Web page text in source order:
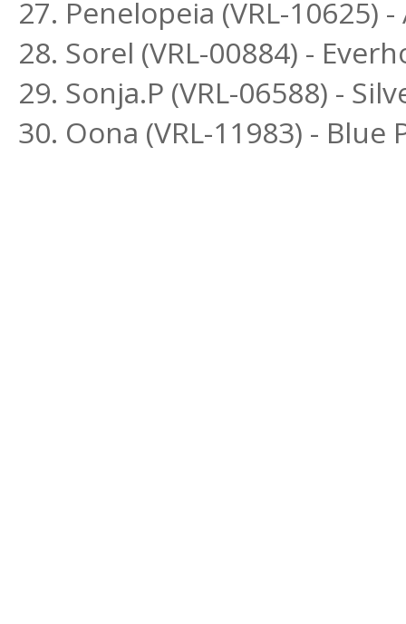
27. Penelopeia (VRL-10625)
28. Sorel (VRL-00884) -
29. Sonja.P (VRL-06588) -
30. Oona (VRL-11983) -